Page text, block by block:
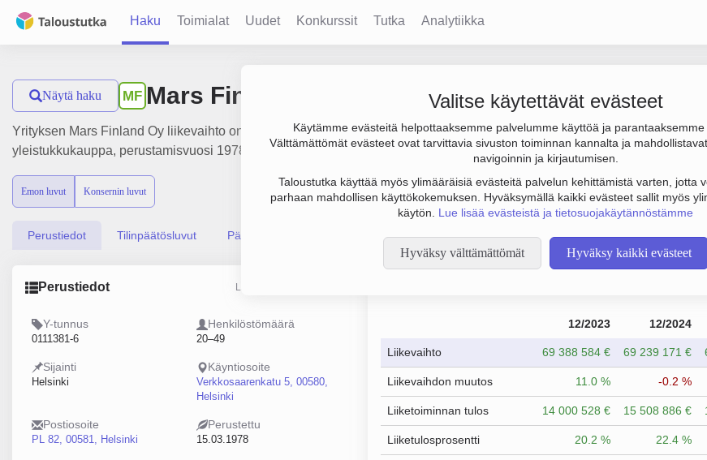
Haku Toimialat Uudet Konkurssit Tutka Analytiikka
Valitse käytettävät evästeet
Käytämme evästeitä helpottaaksemme palvelumme käyttöä ja parantaaksemme
Välttämättömät evästeet ovat tarvittavia sivuston toiminnan kannalta ja
navigoinnin ja kirjautumisen.
Taloustutka käyttää myös ylimääräisiä evästeitä palvelun kehittämistä varten, jotta
parhaan mahdollisen käyttökokemuksen. Hyväksymällä kaikki evästeet sallit myös
käytön. Lue lisää evästeistä ja tietosuojakäytännöstämme
Hyväksy välttämättömät Hyväksy kaikki evästeet
Näytä haku MF Mars Finland Oy
Yrityksen Mars Finland Oy liikevaihto on 65.2 milj. €, tulos 15.2 milj. € ja henkilöstömäärä 37. Sen päätoimiala on
yleistukkukauppa, perustamisvuosi 1978 ja sijainti Helsinki. Yrityksen yhtiömuoto Osakeyhtiö (OY).
Emon luvut Konsernin luvut
Perustiedot Tilinpäätösluvut Päättäjätiedot
Perustiedot Lähde: YTJ, PRH, Traficom
Y-tunnus
0111381-6
Henkilöstömäärä
20–49
Sijainti
Helsinki
Käyntiosoite
Verkkosaarenkatu 5, 00580,
Helsinki
Postiosoite
PL 82, 00581, Helsinki
Perustettu
15.03.1978
12/2023 12/2024
Liikevaihto 69 388 584 € 69 239 171 €
Liikevaihdon muutos 11.0 % -0.2 %
Liiketoiminnan tulos 14 000 528 € 15 508 886 €
Liiketulosprosentti 20.2 % 22.4 %